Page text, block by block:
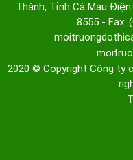
Thành, Tỉnh Cà Mau Điện
8555 - Fax:
2020 © Copyright Công ty